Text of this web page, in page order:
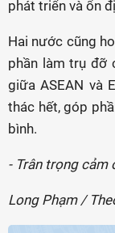
phát triển và ổn
Hai nước cũng
phần làm trụ đỡ
giữa ASEAN và
thác hết, góp
bình.
- Trân trọng cảm
Long Phạm /